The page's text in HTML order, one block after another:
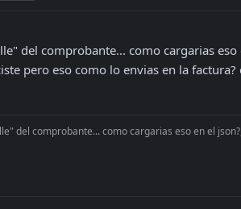
del comprobante... como cargarias
pero eso como lo envias en la
del comprobante... como cargarias eso en el json?,